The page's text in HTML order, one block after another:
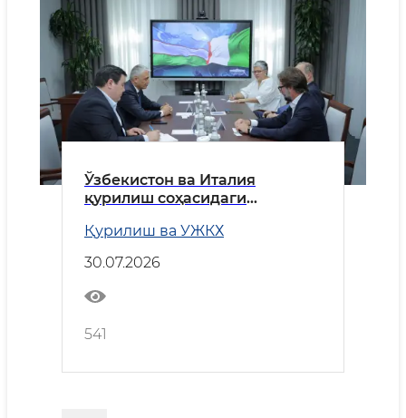
Ўзбекистон ва Италия
қурилиш соҳасидаги
Қурилиш ва УЖКХ
30.07.2026
541